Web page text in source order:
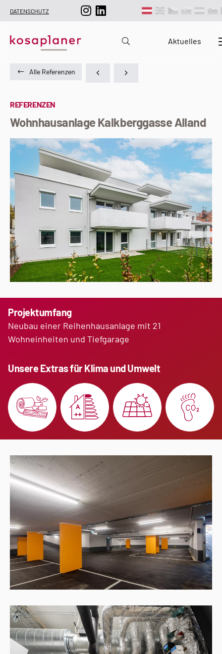
DATENSCHUTZ
Aktuelles
Alle Referenzen
REFERENZEN
Wohnhausanlage Kalkberggasse Alland
Projektumfang
Neubau einer Reihenhausanlage mit 21
Wohneinheiten und Tiefgarage
Unsere Extras für Klima und Umwelt